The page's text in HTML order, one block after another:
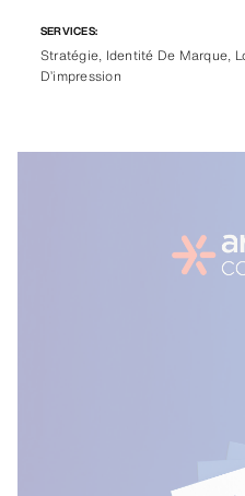
SERVICES:
Stratégie, Identité De Marque,
D’impression